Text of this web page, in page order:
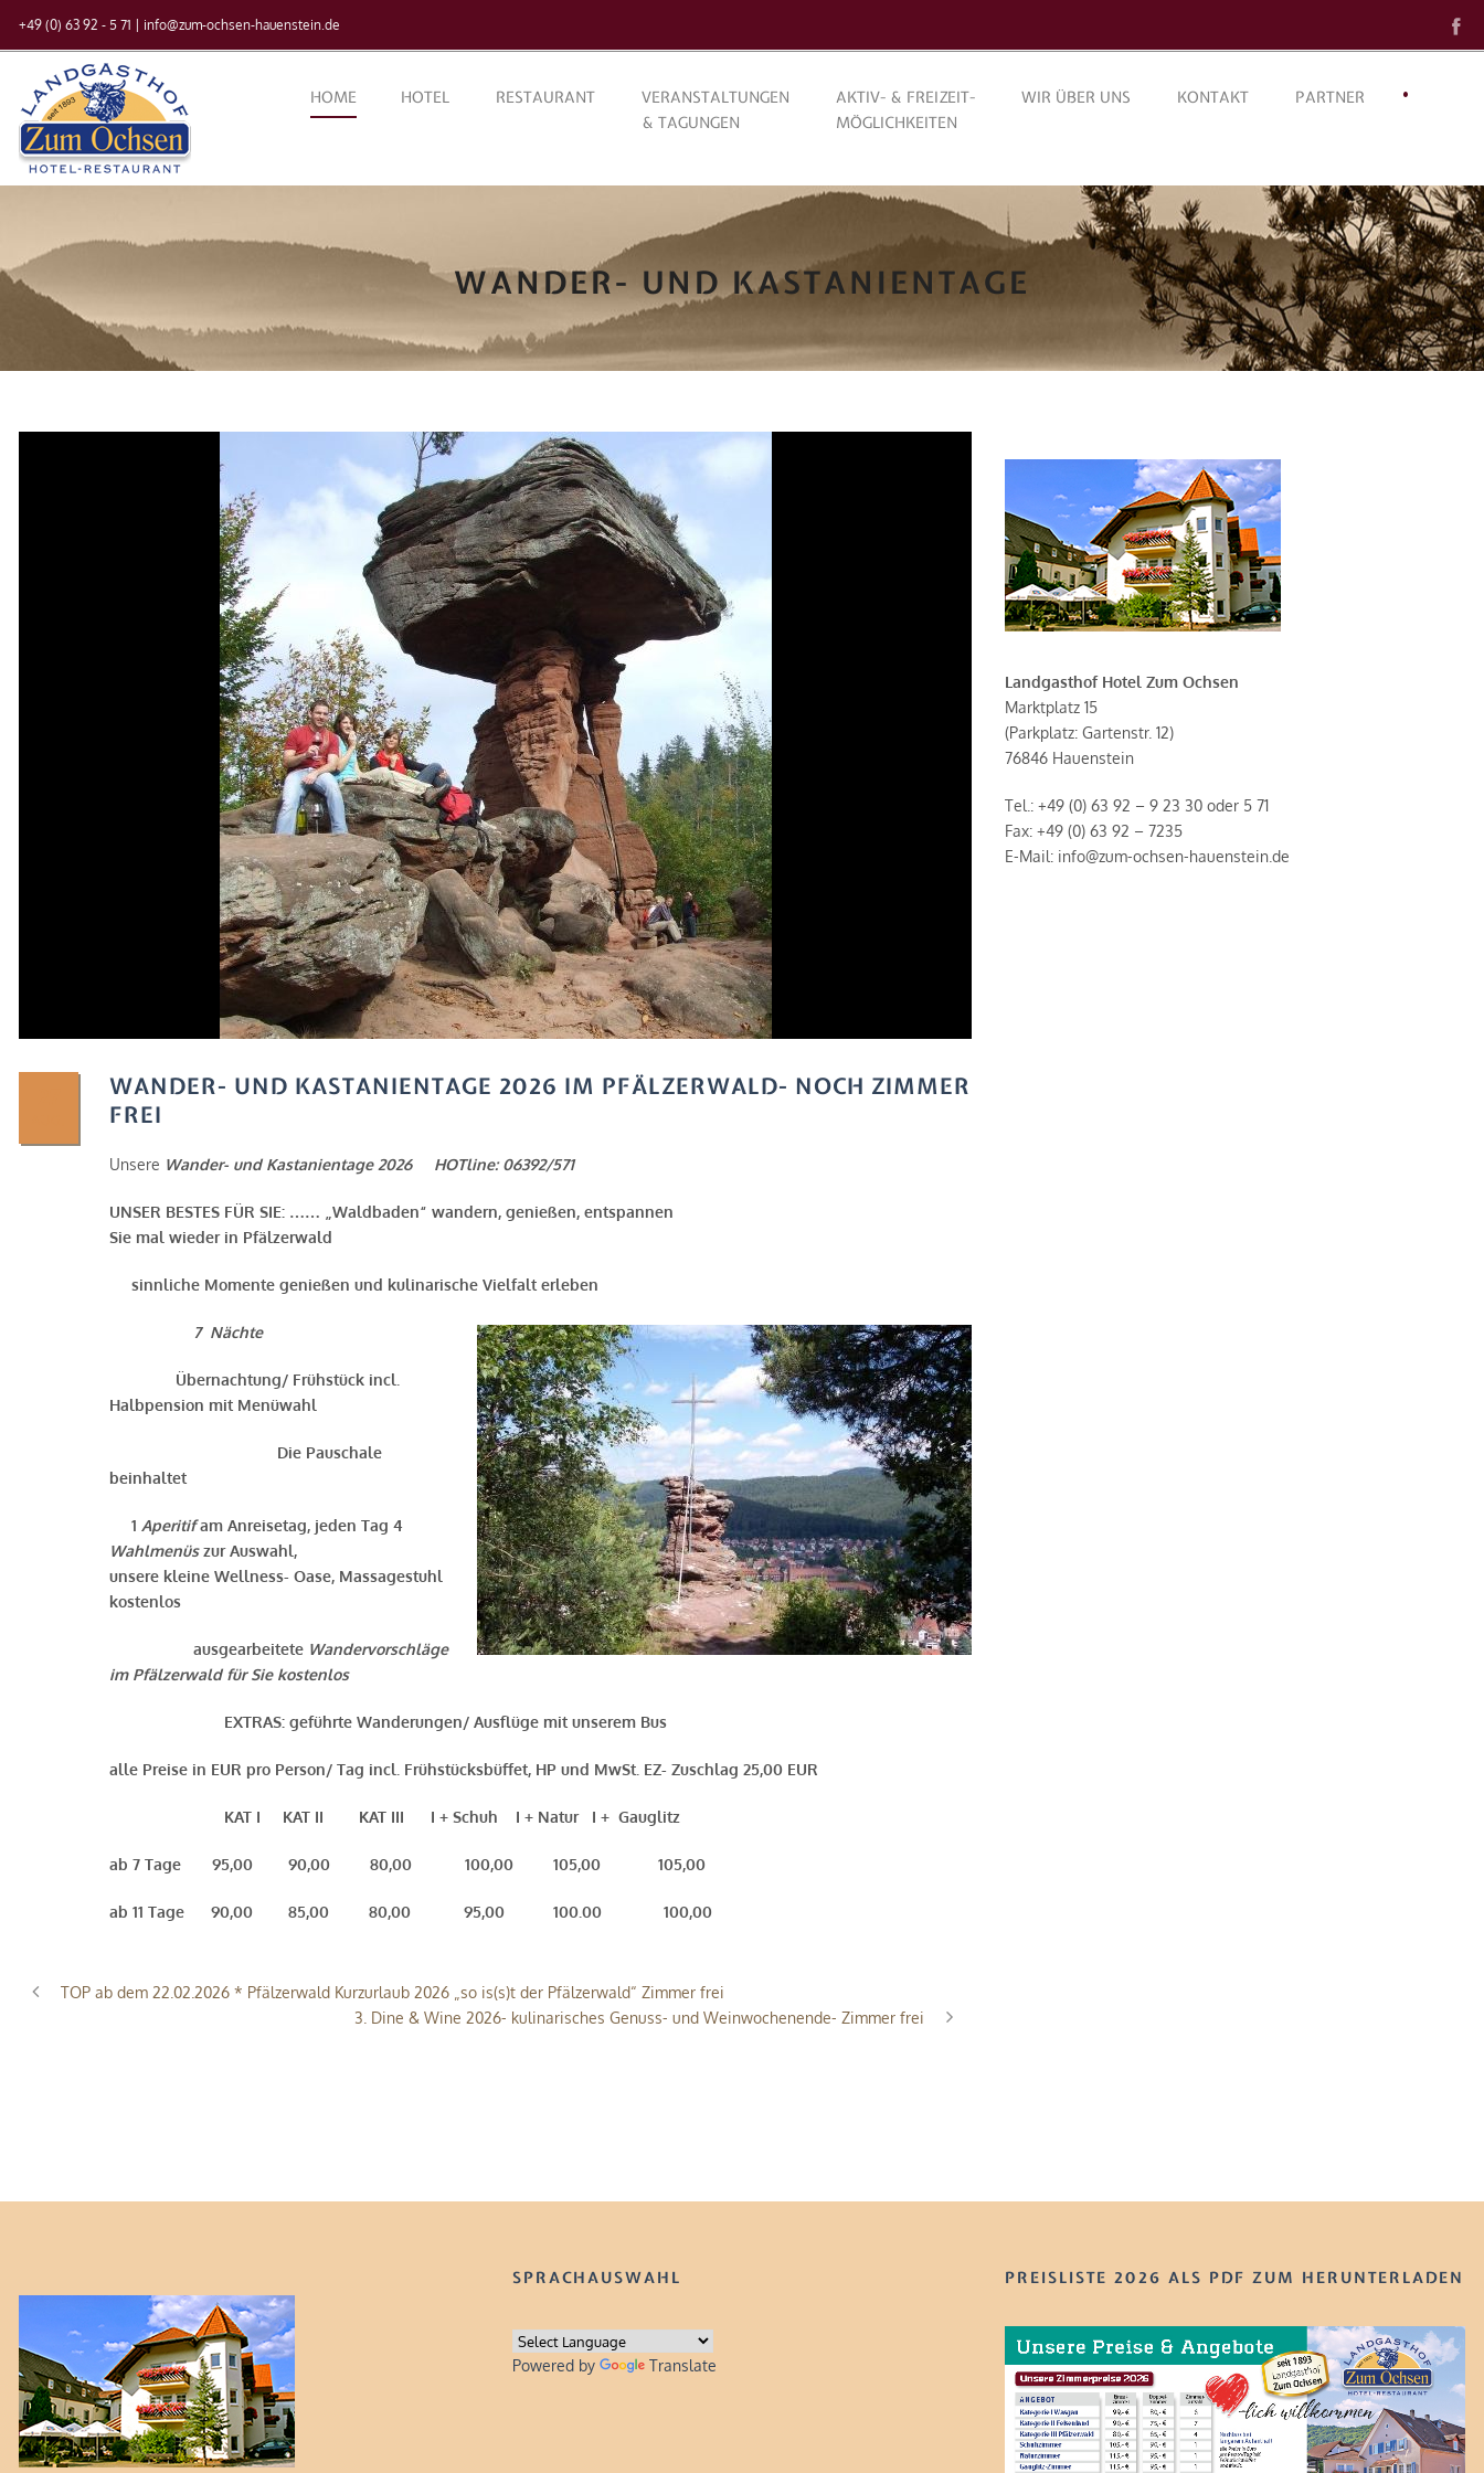
+49 (0) 63 92 - 5 71 info@zum-ochsen-hauenstein.de
HOME HOTEL RESTAURANT
VERANSTALTUNGEN
& TAGUNGEN
AKTIV- & FREIZEIT-
MÖGLICHKEITEN
WIR ÜBER UNS KONTAKT PARTNER •
WANDER- UND KASTANIENTAGE
WANDER- UND KASTANIENTAGE 2026 IM PFÄLZERWALD- NOCH ZIMMER
FREI
Unsere Wander- und Kastanientage 2026 HOTline: 06392/571
UNSER BESTES FÜR SIE: …… „Waldbaden“ wandern, genießen, entspannen
Sie mal wieder in Pfälzerwald
sinnliche Momente genießen und kulinarische Vielfalt erleben
7 Nächte
Übernachtung/ Frühstück incl.
Halbpension mit Menüwahl
Die Pauschale
beinhaltet
1 Aperitifam Anreisetag, jeden Tag 4
Wahlmenüszur Auswahl,
unsere kleine Wellness- Oase, Massagestuhl
kostenlos
ausgearbeitete Wandervorschläge
im Pfälzerwald für Sie kostenlos
EXTRAS: geführte Wanderungen/ Ausflüge mit unserem Bus
alle Preise in EUR pro Person/ Tag incl. Frühstücksbüffet, HP und MwSt. EZ- Zuschlag 25,00 EUR
KAT I KAT II KAT III I + Schuh I + Natur I + Gauglitz
ab 7 Tage 95,00 90,00 80,00 100,00 105,00 105,00
ab 11 Tage 90,00 85,00 80,00 95,00 100.00 100,00
TOP ab dem 22.02.2026 * Pfälzerwald Kurzurlaub 2026 „so is(s)t der Pfälzerwald“ Zimmer frei
3. Dine & Wine 2026- kulinarisches Genuss- und Weinwochenende- Zimmer frei
Landgasthof Hotel Zum Ochsen
Marktplatz 15
(Parkplatz: Gartenstr. 12)
76846 Hauenstein
Tel.: +49 (0) 63 92 – 9 23 30 oder 5 71
Fax: +49 (0) 63 92 – 7235
E-Mail: info@zum-ochsen-hauenstein.de
SPRACHAUSWAHL
Powered by Translate
PREISLISTE 2026 ALS PDF ZUM HERUNTERLADEN